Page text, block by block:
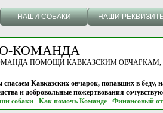
НАШИ СОБАКИ НАШИ
КОМАНДА
ПОМОЩИ КАВКАЗСКИМ ОВЧАРКАМ, г.
Кавказских овчарок, попавших в беду,
и добровольные пожертвования
собаки
Как помочь Команде Финансовый